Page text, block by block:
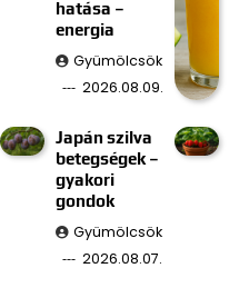
hatása –
energia
Gyümölcsök
2026.08.09.
Japán szilva
betegségek –
gyakori
gondok
Gyümölcsök
2026.08.07.